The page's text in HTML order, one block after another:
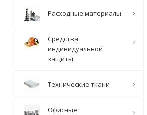
Расходные материалы
Средства
индивидуальной
защиты
Технические ткани
Офисные